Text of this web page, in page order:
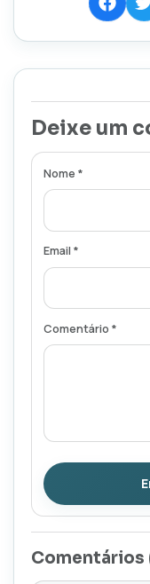
Deixe um
Nome *
Email *
Comentário *
Comentários